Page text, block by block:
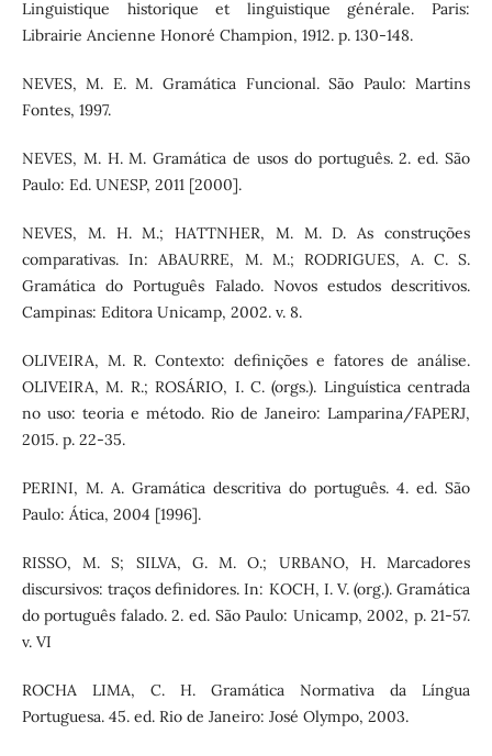
Linguistique historique et linguistique générale. Paris:
Librairie Ancienne Honoré Champion, 1912. p. 130-148.
NEVES, M. E. M. Gramática Funcional. São Paulo: Martins
Fontes, 1997.
NEVES, M. H. M. Gramática de usos do português. 2. ed. São
Paulo: Ed. UNESP, 2011 [2000].
NEVES, M. H. M.; HATTNHER, M. M. D. As construções
comparativas. In: ABAURRE, M. M.; RODRIGUES, A. C. S.
Gramática do Português Falado. Novos estudos descritivos.
Campinas: Editora Unicamp, 2002. v. 8.
OLIVEIRA, M. R. Contexto: definições e fatores de análise.
OLIVEIRA, M. R.; ROSÁRIO, I. C. (orgs.). Linguística centrada
no uso: teoria e método. Rio de Janeiro: Lamparina/FAPERJ,
2015. p. 22-35.
PERINI, M. A. Gramática descritiva do português. 4. ed. São
Paulo: Ática, 2004 [1996].
RISSO, M. S; SILVA, G. M. O.; URBANO, H. Marcadores
discursivos: traços definidores. In: KOCH, I. V. (org.). Gramática
do português falado. 2. ed. São Paulo: Unicamp, 2002, p. 21-57.
v. VI
ROCHA LIMA, C. H. Gramática Normativa da Língua
Portuguesa. 45. ed. Rio de Janeiro: José Olympo, 2003.